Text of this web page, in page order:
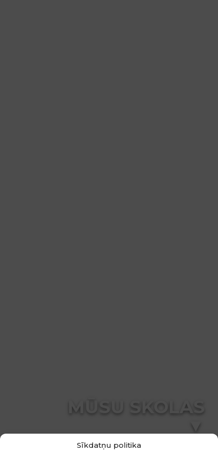
Sīkdatņu politika
MŪSU SKOLAS